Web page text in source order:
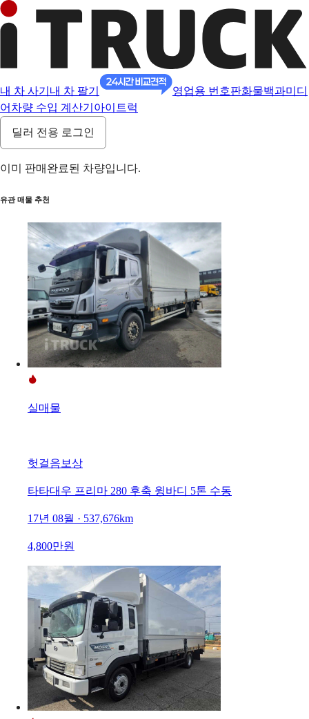
내 차 사기 내 차 팔기 영업용 번호판화물백과미디
어 차량 수입 계산기 아이트럭
딜러 전용 로그인
이미 판매완료된 차량입니다.
유관 매물 추천
실매물
헛걸음보상
타타대우 프리마 280 후축 윙바디 5톤 수동
17년 08월 · 537,676km
4,800만원